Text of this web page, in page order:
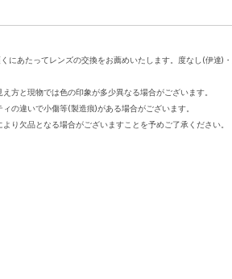
あたってレンズの交換をお薦めいたします。度なし(伊達)
方と現物では色の印象が多少異なる場合がございます。
の違いで小傷等(製造痕)がある場合がございます。
り欠品となる場合がございますことを予めご了承ください。